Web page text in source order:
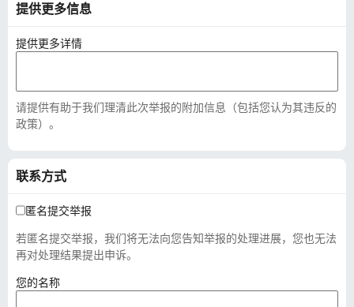
提供更多信息
提供更多详情
请提供有助于我们理清此次举报的附加信息（包括您认为其违反的
政策）。
联系方式
匿名提交举报
若匿名提交举报，我们将无法向您告知举报的处理进展，您也无法
再对处理结果提出申诉。
您的名称（